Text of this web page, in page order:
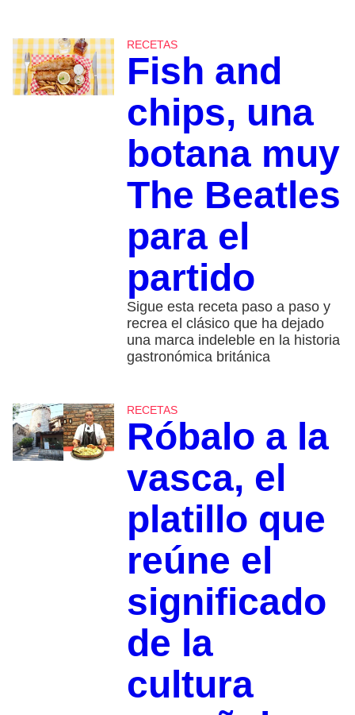
RECETAS
Fish and
chips, una
botana muy
The Beatles
para el
partido
Sigue esta receta paso a paso y
recrea el clásico que ha dejado
una marca indeleble en la historia
gastronómica británica
RECETAS
Róbalo a la
vasca, el
platillo que
reúne el
significado
de la
cultura